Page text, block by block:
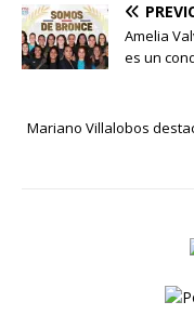
Amelia
es un
Mariano Villalobos